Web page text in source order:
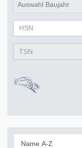
Auswahl Baujahr